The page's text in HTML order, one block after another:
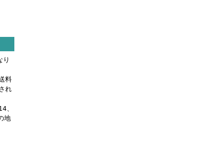
り
料
れ
、
地